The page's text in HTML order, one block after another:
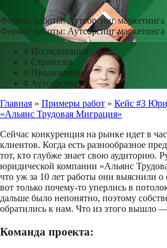
Формат работы: Аутсорсинг маркетинга
Формат работы: Аутсорсинг маркетинга
# Исследования
# Стратегия
# Продвижение
# Аутсорсинг
Главная » Примеры работ » Кейс #3
«Альянс Трудовая Миграция»
Сейчас конкуренция на рынке идет в
клиентов. Когда есть разнообразное
тот, кто глубже знает свою аудиторию.
юридической компании «Альянс
что уж за 10 лет работы они выяснили о
вот только почему-то уперлись в
дальше было непонятно, поэтому
обратились к нам. Что из этого вышло
Команда проекта: